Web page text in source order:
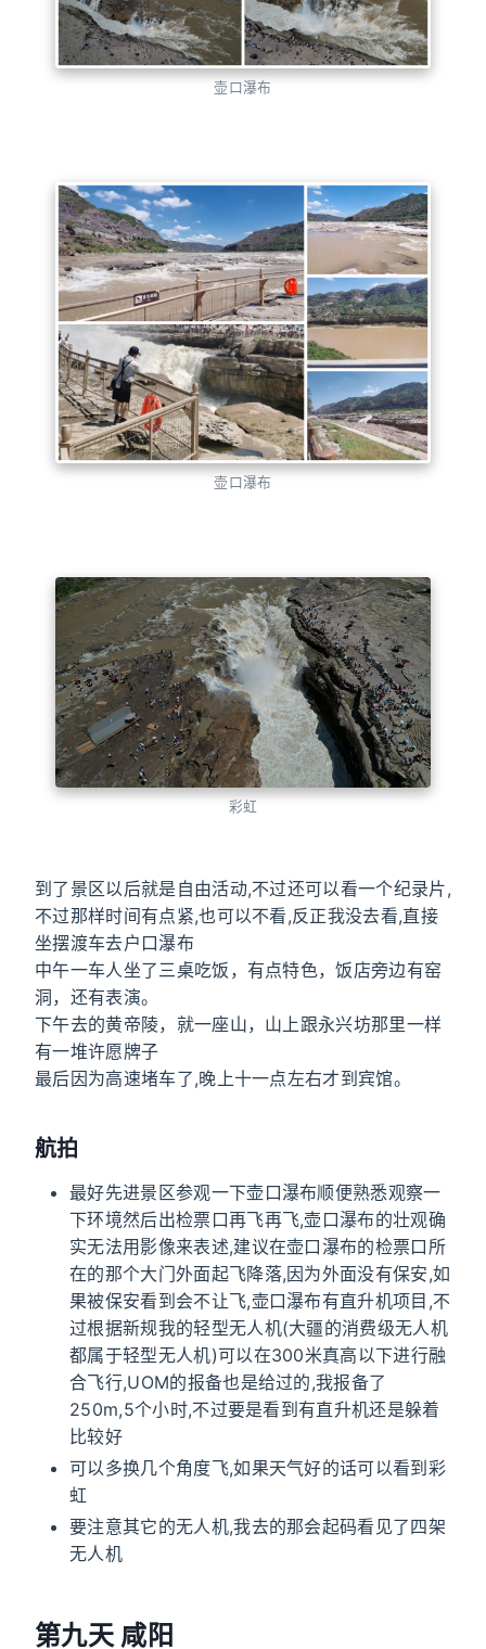
壶口瀑布
壶口瀑布
彩虹
到了景区以后就是自由活动,不过还可以看一个纪录片,
不过那样时间有点紧,也可以不看,反正我没去看,直接
坐摆渡车去户口瀑布
中午一车人坐了三桌吃饭，有点特色，饭店旁边有窑
洞，还有表演。
下午去的黄帝陵，就一座山，山上跟永兴坊那里一样
有一堆许愿牌子
最后因为高速堵车了,晚上十一点左右才到宾馆。
航拍
最好先进景区参观一下壶口瀑布顺便熟悉观察一
下环境然后出检票口再飞再飞,壶口瀑布的壮观确
实无法用影像来表述,建议在壶口瀑布的检票口所
在的那个大门外面起飞降落,因为外面没有保安,如
果被保安看到会不让飞,壶口瀑布有直升机项目,不
过根据新规我的轻型无人机(大疆的消费级无人机
都属于轻型无人机)可以在300米真高以下进行融
合飞行,UOM的报备也是给过的,我报备了
250m,5个小时,不过要是看到有直升机还是躲着
比较好
可以多换几个角度飞,如果天气好的话可以看到彩
虹
要注意其它的无人机,我去的那会起码看见了四架
无人机
第九天 咸阳